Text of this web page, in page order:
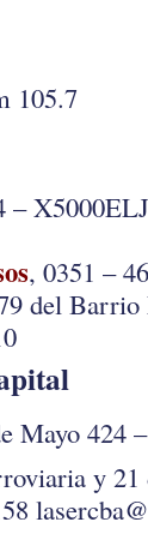
105.7
–
, 0351 –
del
Mayo 424
y